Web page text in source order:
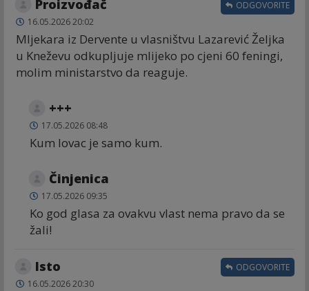
Proizvođač
16.05.2026 20:02
Mljekara iz Dervente u vlasništvu Lazarević Željka
u Kneževu odkupljuje mlijeko po cjeni 60 feningi,
molim ministarstvo da reaguje.
ODGOVORITE
+++
17.05.2026 08:48
Kum lovac je samo kum.
Činjenica
17.05.2026 09:35
Ko god glasa za ovakvu vlast nema pravo da se
žali!
Isto
16.05.2026 20:30
ODGOVORITE